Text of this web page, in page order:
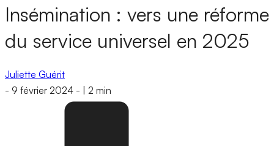
Insémination : vers une réforme
du service universel en 2025
Juliette Guérit
- 9 février 2024 - 2 min